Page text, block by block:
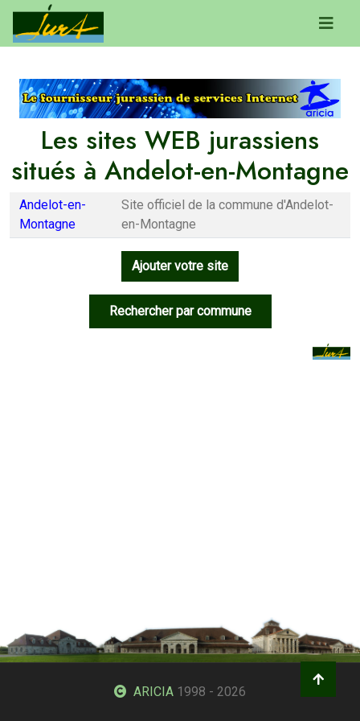
Les sites WEB jurassiens
situés à Andelot-en-Montagne
Andelot-en-
Montagne
Site officiel de la commune d'Andelot-
en-Montagne
Ajouter votre site
Rechercher par commune
ARICIA 1998 - 2026